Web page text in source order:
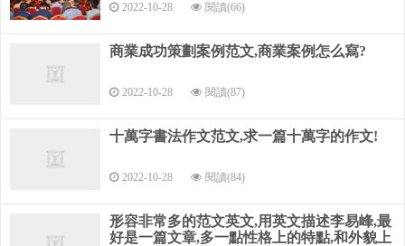
描述調查事物的特征
歷史對比
本調查中不同特征人群對比
在對比的基礎上進行統計推斷
2022-10-28 閱讀(66)
商業成功策劃案例范文,商業案例怎么寫?
2022-10-28 閱讀(87)
十萬字書法作文范文,求一篇十萬字的作文!
2022-10-28 閱讀(84)
形容非常多的范文英文,用英文描述李易峰,最
好是一篇文章,多一點性格上的特點,和外貌上